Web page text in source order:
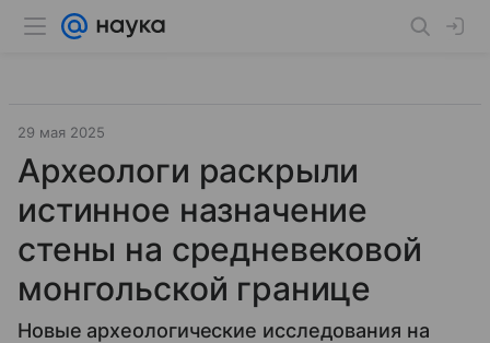
29 мая 2025
Археологи раскрыли
истинное назначение
стены на средневековой
монгольской границе
Новые археологические исследования на